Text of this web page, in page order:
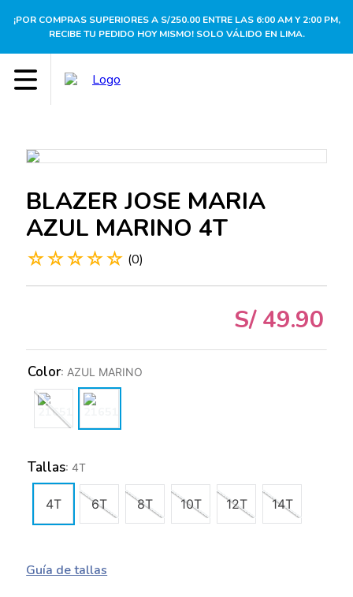
¡POR COMPRAS SUPERIORES A S/250.00 ENTRE LAS 6:00 AM Y 2:00 PM,
RECIBE TU PEDIDO HOY MISMO! SOLO VÁLIDO EN LIMA.
BLAZER JOSE MARIA
AZUL MARINO 4T
☆☆☆☆☆ (0)
S/ 49.90
Tallas: 4T
4T 6T 8T 10T 12T 14T
Color: AZUL MARINO
Guía de tallas